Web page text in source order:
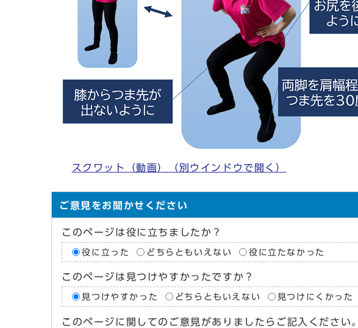
スクワット（動画） （別ウインドウで開く）
ご意見をお聞かせください
このページは役に立ちましたか？
役に立った どちらともいえない 役に立たなかった
このページは見つけやすかったですか？
見つけやすかった どちらともいえない 見つけにくかった
このページに関してのご意見がありましたらご記入ください。